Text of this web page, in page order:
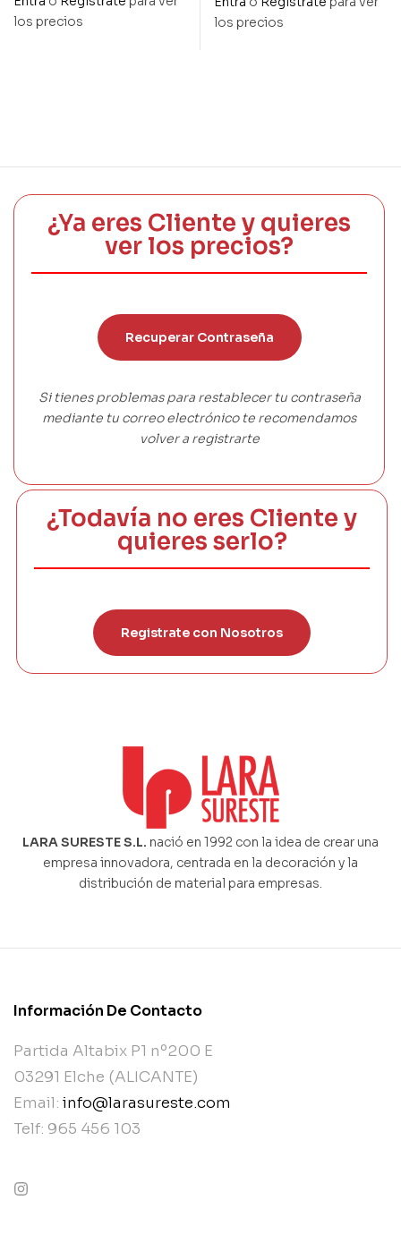
ánfora color bronce
los precios
los precios
¿Ya eres Cliente y quieres
ver los precios?
Recuperar Contraseña
Si tienes problemas para restablecer tu contraseña
mediante tu correo electrónico te recomendamos
volver a registrarte
¿Todavía no eres Cliente y
quieres serlo?
Registrate con Nosotros
LARA SURESTE S.L. nació en 1992 con la idea de crear una
empresa innovadora, centrada en la decoración y la
distribución de material para empresas.
Información De Contacto
Partida Altabix P1 nº200 E
03291 Elche (ALICANTE)
Email: info@larasureste.com
Telf: 965 456 103